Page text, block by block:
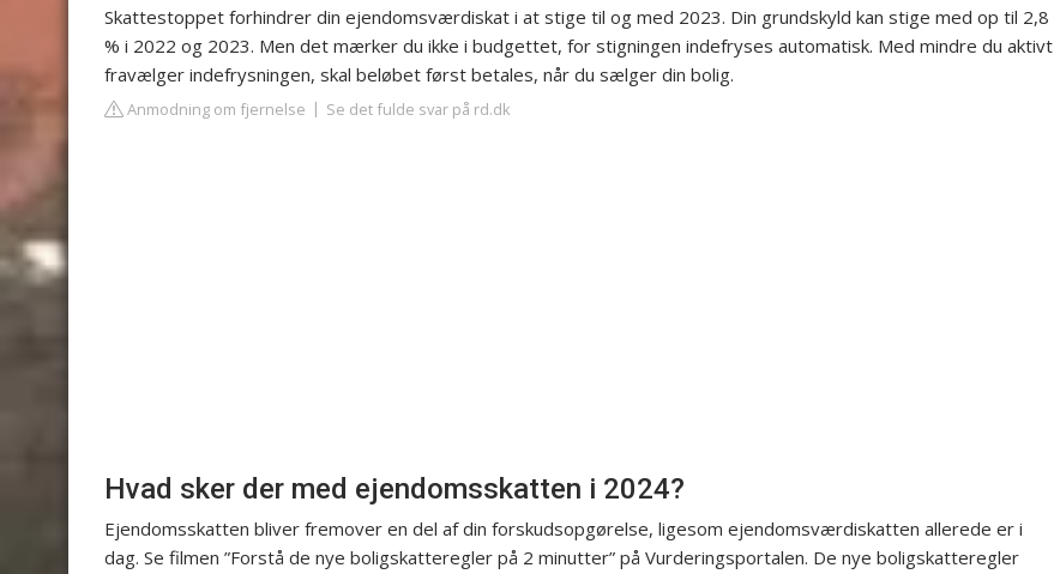
Skattestoppet forhindrer din ejendomsværdiskat i at stige til og med 2023. Din grundskyld kan stige med op til 2,8
% i 2022 og 2023. Men det mærker du ikke i budgettet, for stigningen indefryses automatisk. Med mindre du aktivt
fravælger indefrysningen, skal beløbet først betales, når du sælger din bolig.
Anmodning om fjernelse Se det fulde svar på rd.dk
Hvad sker der med ejendomsskatten i 2024?
Ejendomsskatten bliver fremover en del af din forskudsopgørelse, ligesom ejendomsværdiskatten allerede er i
dag. Se filmen ”Forstå de nye boligskatteregler på 2 minutter” på Vurderingsportalen. De nye boligskatteregler